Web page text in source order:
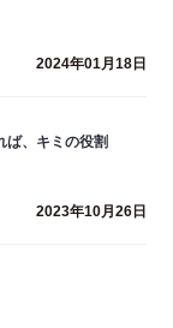
2024年01月18日
ば、キミの役割
2023年10月26日